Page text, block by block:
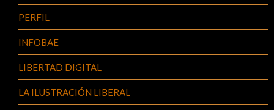
PERFIL
INFOBAE
LIBERTAD DIGITAL
LA ILUSTRACIÓN LIBERAL